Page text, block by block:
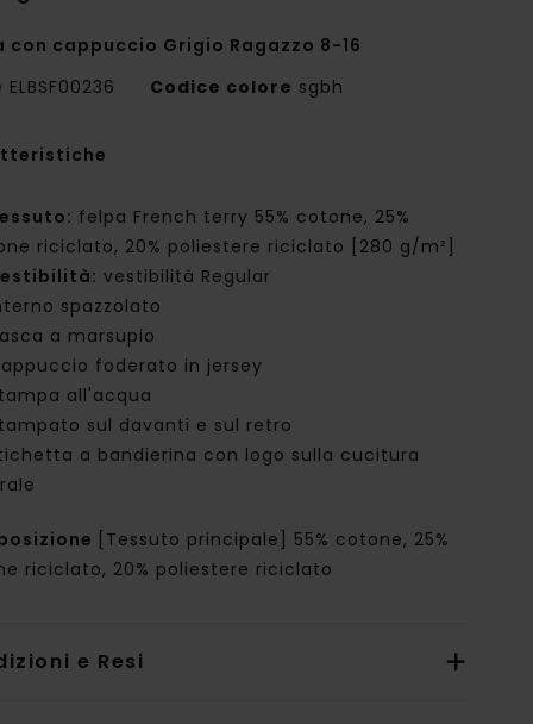
con cappuccio Grigio Ragazzo 8-16
ELBSF00236 Codice colore sgbh
felpa French terry 55% cotone, 25%
riciclato, 20% poliestere riciclato [280 g/m²]
vestibilità Regular
spazzolato
a marsupio
foderato in jersey
all'acqua
sul davanti e sul retro
a bandierina con logo sulla cucitura
[Tessuto principale] 55% cotone, 25%
riciclato, 20% poliestere riciclato
e Resi